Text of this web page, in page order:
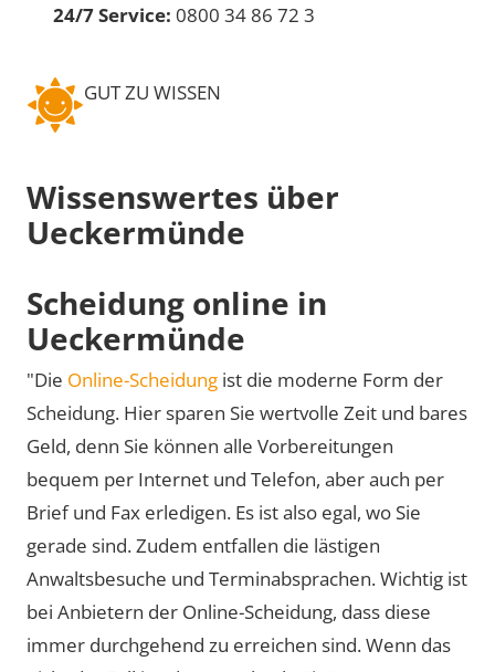
24/7 Service: 0800 34 86 72 3
GUT ZU WISSEN
Wissenswertes über
Ueckermünde
Scheidung online in
Ueckermünde
"Die Online-Scheidung ist die moderne Form der
Scheidung. Hier sparen Sie wertvolle Zeit und bares
Geld, denn Sie können alle Vorbereitungen
bequem per Internet und Telefon, aber auch per
Brief und Fax erledigen. Es ist also egal, wo Sie
gerade sind. Zudem entfallen die lästigen
Anwaltsbesuche und Terminabsprachen. Wichtig ist
bei Anbietern der Online-Scheidung, dass diese
immer durchgehend zu erreichen sind. Wenn das